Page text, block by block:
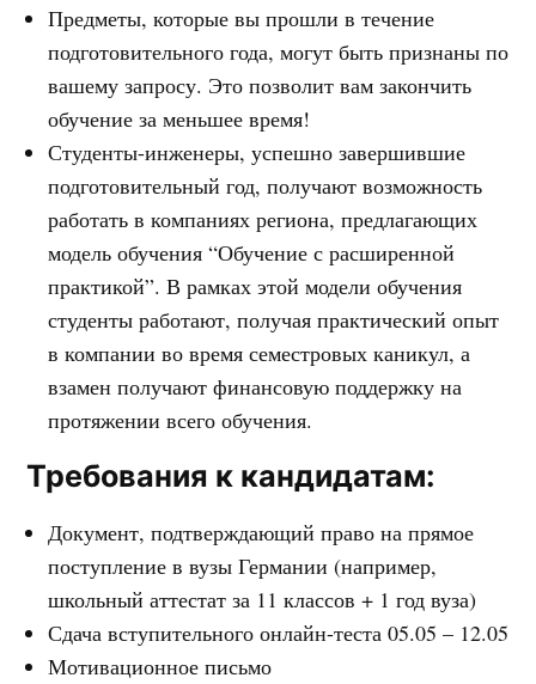
Предметы, которые вы прошли в течение
подготовительного года, могут быть признаны по
вашему запросу. Это позволит вам закончить
обучение за меньшее время!
Студенты-инженеры, успешно завершившие
подготовительный год, получают возможность
работать в компаниях региона, предлагающих
модель обучения “Обучение с расширенной
практикой”. В рамках этой модели обучения
студенты работают, получая практический опыт
в компании во время семестровых каникул, а
взамен получают финансовую поддержку на
протяжении всего обучения.
Требования к кандидатам:
Документ, подтверждающий право на прямое
поступление в вузы Германии (например,
школьный аттестат за 11 классов + 1 год вуза)
Сдача вступительного онлайн-теста 05.05 – 12.05
Мотивационное письмо